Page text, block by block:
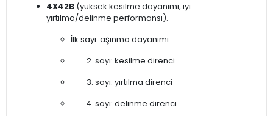
4X42B (yüksek kesilme dayanımı, iyi
yırtılma/delinme performansı).
İlk sayı: aşınma dayanımı
sayı: kesilme direnci
sayı: yırtılma direnci
sayı: delinme direnci